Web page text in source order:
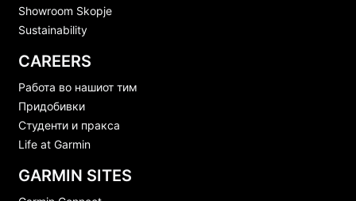
Showroom Skopje
Sustainability
CAREERS
Работа во нашиот тим
Придобивки
Студенти и пракса
Life at Garmin
GARMIN SITES